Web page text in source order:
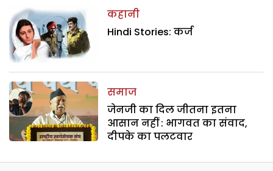
कहानी
Hindi Stories: कर्ज
समाज
जेनजी का दिल जीतना इतना
आसान नहीं : भागवत का संवाद,
दीपके का पलटवार